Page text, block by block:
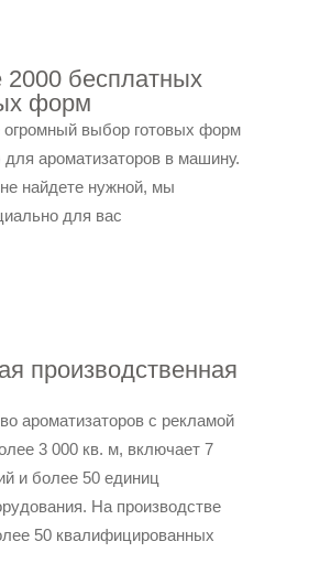
2000 бесплатных
форм
выбор готовых форм
ароматизаторов в машину.
найдете нужной, мы
для вас
производственная
ароматизаторов с рекламой
3 000 кв. м, включает 7
и более 50 единиц
На производстве
50 квалифицированных